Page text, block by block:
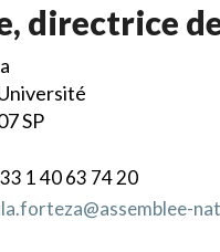
directrice
SP
1 40 63 74 20